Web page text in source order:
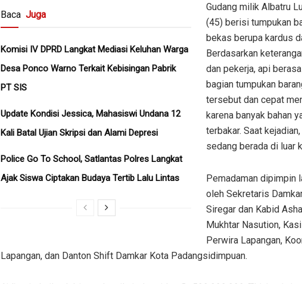
Baca Juga
Komisi IV DPRD Langkat Mediasi Keluhan Warga
Desa Ponco Warno Terkait Kebisingan Pabrik
PT SIS
Update Kondisi Jessica, Mahasiswi Undana 12
Kali Batal Ujian Skripsi dan Alami Depresi
Police Go To School, Satlantas Polres Langkat
Ajak Siswa Ciptakan Budaya Tertib Lalu Lintas
Gudang milik Albatru
(45) berisi tumpukan
bekas berupa kardus
Berdasarkan
dan pekerja, api
bagian tumpukan
tersebut dan cepat
karena banyak bahan
terbakar. Saat
sedang berada di luar
Pemadaman dipimpin
oleh Sekretaris
Siregar dan Kabid
Mukhtar Nasution,
Perwira Lapangan,
Lapangan, dan Danton Shift Damkar Kota Padangsidimpuan.